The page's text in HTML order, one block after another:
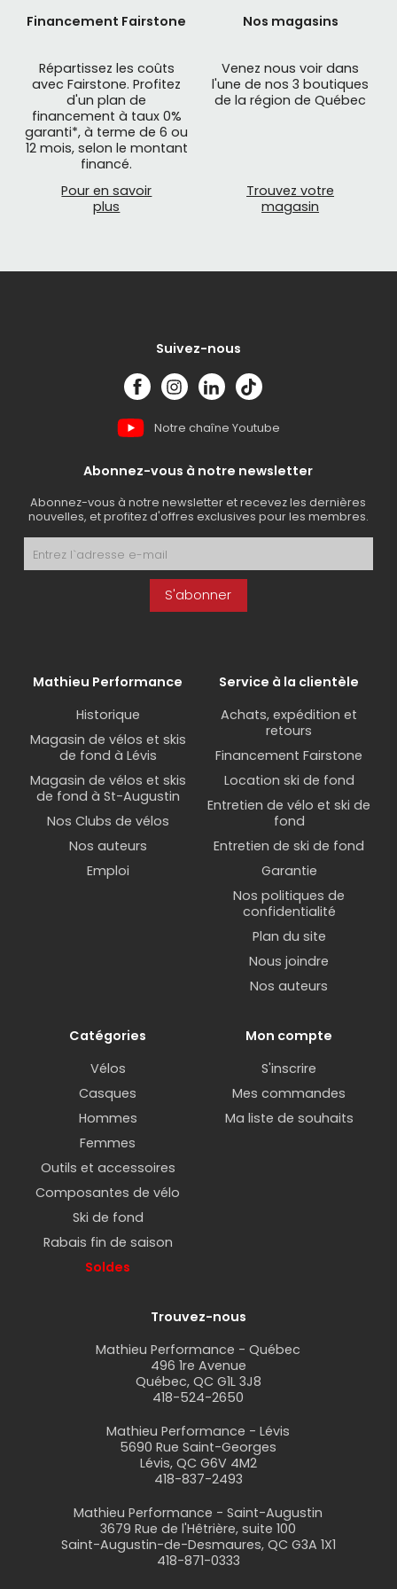
varier les plaisirs.
pastilles effervescentes apportent les sels
minéraux dont le corps a besoin et pour mieux
récupérer, les capsules de BCAA contenant des
acides aminés, permettent de prévenir les
dommages musculaires.
Mathieu Performance vous propose des produits
nutrition sportive
appréciés pour leurs
séances d’entrainement, afin de rouler plus
Financement Fairstone
Répartissez les coûts
avec Fairstone. Profitez
d'un plan de
financement à taux 0%
garanti*, à terme de 6 ou
12 mois, selon le montant
financé.
Pour en savoir
plus
Nos magasins
Venez nous voir dans
l'une de nos 3 boutiques
de la région de Québec
Trouvez votre
magasin
Suivez-nous
Notre chaîne Youtube
Abonnez-vous à notre newsletter
Abonnez-vous à notre newsletter et recevez les dernières
nouvelles, et profitez d'offres exclusives pour les membres.
S'abonner
Mathieu Performance
Historique
Magasin de vélos et skis
de fond à Lévis
Magasin de vélos et skis
de fond à St-Augustin
Nos Clubs de vélos
Nos auteurs
Emploi
Service à la clientèle
Achats, expédition et
retours
Financement Fairstone
Location ski de fond
Entretien de vélo et ski de
fond
Entretien de ski de fond
Garantie
Nos politiques de
confidentialité
Plan du site
Nous joindre
Nos auteurs
Catégories
Vélos
Casques
Hommes
Femmes
Outils et accessoires
Composantes de vélo
Ski de fond
Rabais fin de saison
Soldes
Mon compte
S'inscrire
Mes commandes
Ma liste de souhaits
Trouvez-nous
Mathieu Performance - Québec
496 1re Avenue
Québec, QC G1L 3J8
418-524-2650
Mathieu Performance - Lévis
5690 Rue Saint-Georges
Lévis, QC G6V 4M2
418-837-2493
Mathieu Performance - Saint-Augustin
3679 Rue de l'Hêtrière, suite 100
Saint-Augustin-de-Desmaures, QC G3A 1X1
418-871-0333